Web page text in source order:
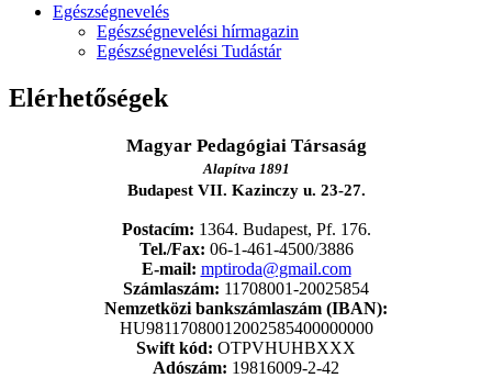
Egészségnevelés
Egészségnevelési hírmagazin
Egészségnevelési Tudástár
Elérhetőségek
Magyar Pedagógiai Társaság
Alapítva 1891
Budapest VII. Kazinczy u. 23-27.
Postacím: 1364. Budapest, Pf. 176.
Tel./Fax: 06-1-461-4500/3886
E-mail: mptiroda@gmail.com
Számlaszám: 11708001-20025854
Nemzetközi bankszámlaszám (IBAN):
HU98117080012002585400000000
Swift kód: OTPVHUHBXXX
Adószám: 19816009-2-42